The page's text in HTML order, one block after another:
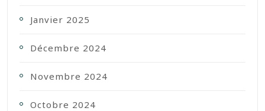
Janvier 2025
Décembre 2024
Novembre 2024
Octobre 2024